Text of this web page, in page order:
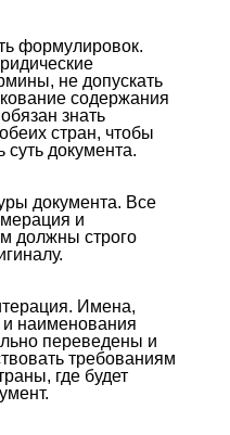
формулировок.
не допускать
содержания
знать
стран, чтобы
суть документа.
документа. Все
и
должны строго
Имена,
наименования
переведены и
требованиям
где будет